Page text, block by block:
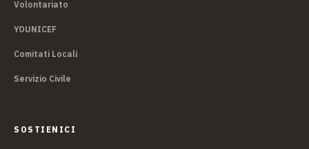
Volontariato
YOUNICEF
Comitati Locali
Servizio Civile
SOSTIENICI